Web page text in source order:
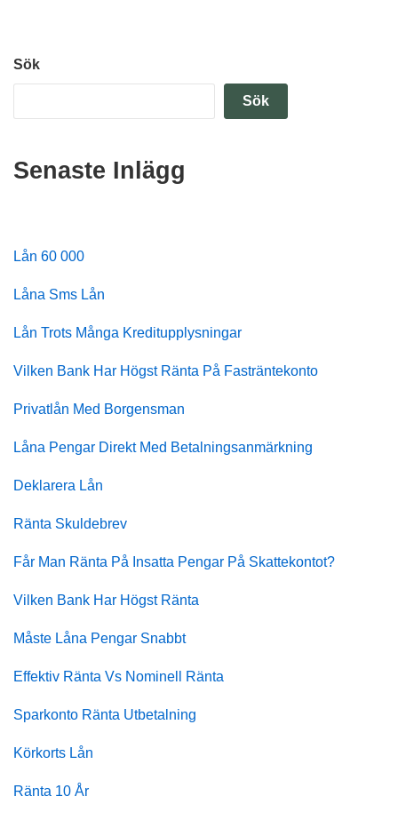
Sök
Sök
Senaste Inlägg
Lån 60 000
Låna Sms Lån
Lån Trots Många Kreditupplysningar
Vilken Bank Har Högst Ränta På Fasträntekonto
Privatlån Med Borgensman
Låna Pengar Direkt Med Betalningsanmärkning
Deklarera Lån
Ränta Skuldebrev
Får Man Ränta På Insatta Pengar På Skattekontot?
Vilken Bank Har Högst Ränta
Måste Låna Pengar Snabbt
Effektiv Ränta Vs Nominell Ränta
Sparkonto Ränta Utbetalning
Körkorts Lån
Ränta 10 År